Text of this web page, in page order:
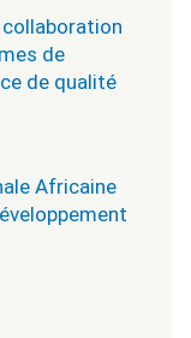
collaboration
de
de qualité
Africaine